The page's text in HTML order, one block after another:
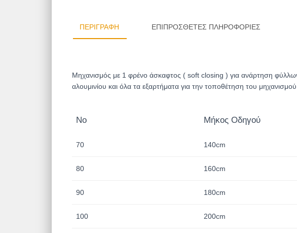
ΠΕΡΙΓΡΑΦΉ ΕΠΙΠΡΌΣΘΕΤΕΣ ΠΛΗΡΟΦΟΡΊΕΣ
Μηχανισμός με 1 φρένο άσκαφτος ( soft closing ) για ανάρτηση
αλουμινίου και όλα τα εξαρτήματα για την τοποθέτηση του
No Μήκος Οδηγού
70 140cm
80 160cm
90 180cm
100 200cm